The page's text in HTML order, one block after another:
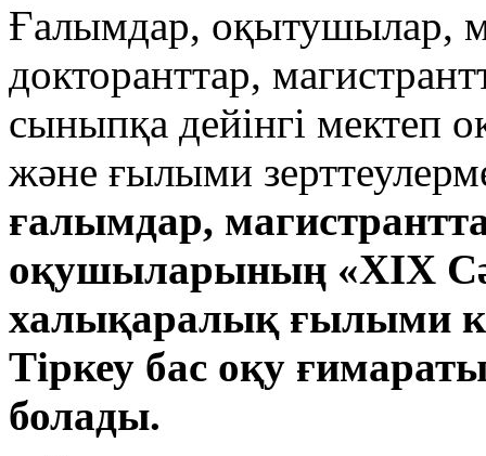
Ғалымдар, оқытушылар,
докторанттар,
сыныпқа дейінгі мектеп
және ғылыми
ғалымдар,
оқушыларының «ХІХ
халықаралық ғылыми
Тіркеу бас оқу
болады.